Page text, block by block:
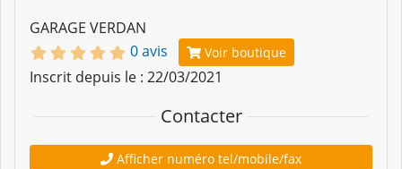
GARAGE VERDAN
0 avis
Voir boutique
Inscrit depuis le : 22/03/2021
Contacter
Afficher numéro tel/mobile/fax